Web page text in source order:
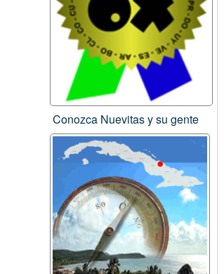
Conozca Nuevitas y su gente